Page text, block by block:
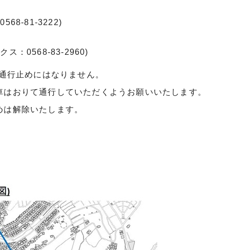
81-3222)
：0568-83-2960)
行止めにはなりません。
おりて通行していただくようお願いいたします。
解除いたします。